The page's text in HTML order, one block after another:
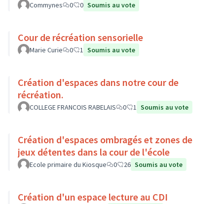
Commynes 0 0 Soumis au vote
Cour de récréation sensorielle
Marie Curie 0 1 Soumis au vote
Création d'espaces dans notre cour de
récréation.
COLLEGE FRANCOIS RABELAIS 0 1 Soumis au vote
Création d'espaces ombragés et zones de
jeux détentes dans la cour de l'école
Ecole primaire du Kiosque 0 26 Soumis au vote
Création d'un espace lecture au CDI